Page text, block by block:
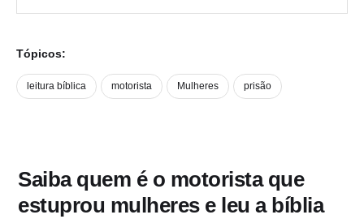
Tópicos:
leitura bíblica motorista Mulheres prisão
Saiba quem é o motorista que
estuprou mulheres e leu a bíblia